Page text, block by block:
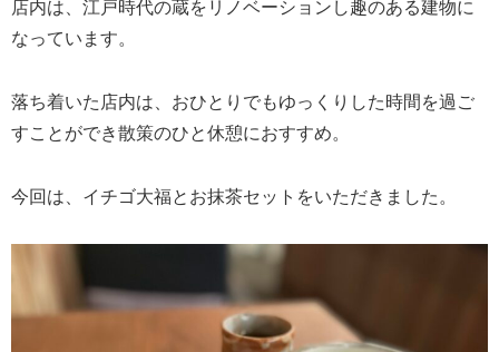
店内は、江戸時代の蔵をリノベーションし趣のある建物に
なっています。
落ち着いた店内は、おひとりでもゆっくりした時間を過ご
すことができ散策のひと休憩におすすめ。
今回は、イチゴ大福とお抹茶セットをいただきました。